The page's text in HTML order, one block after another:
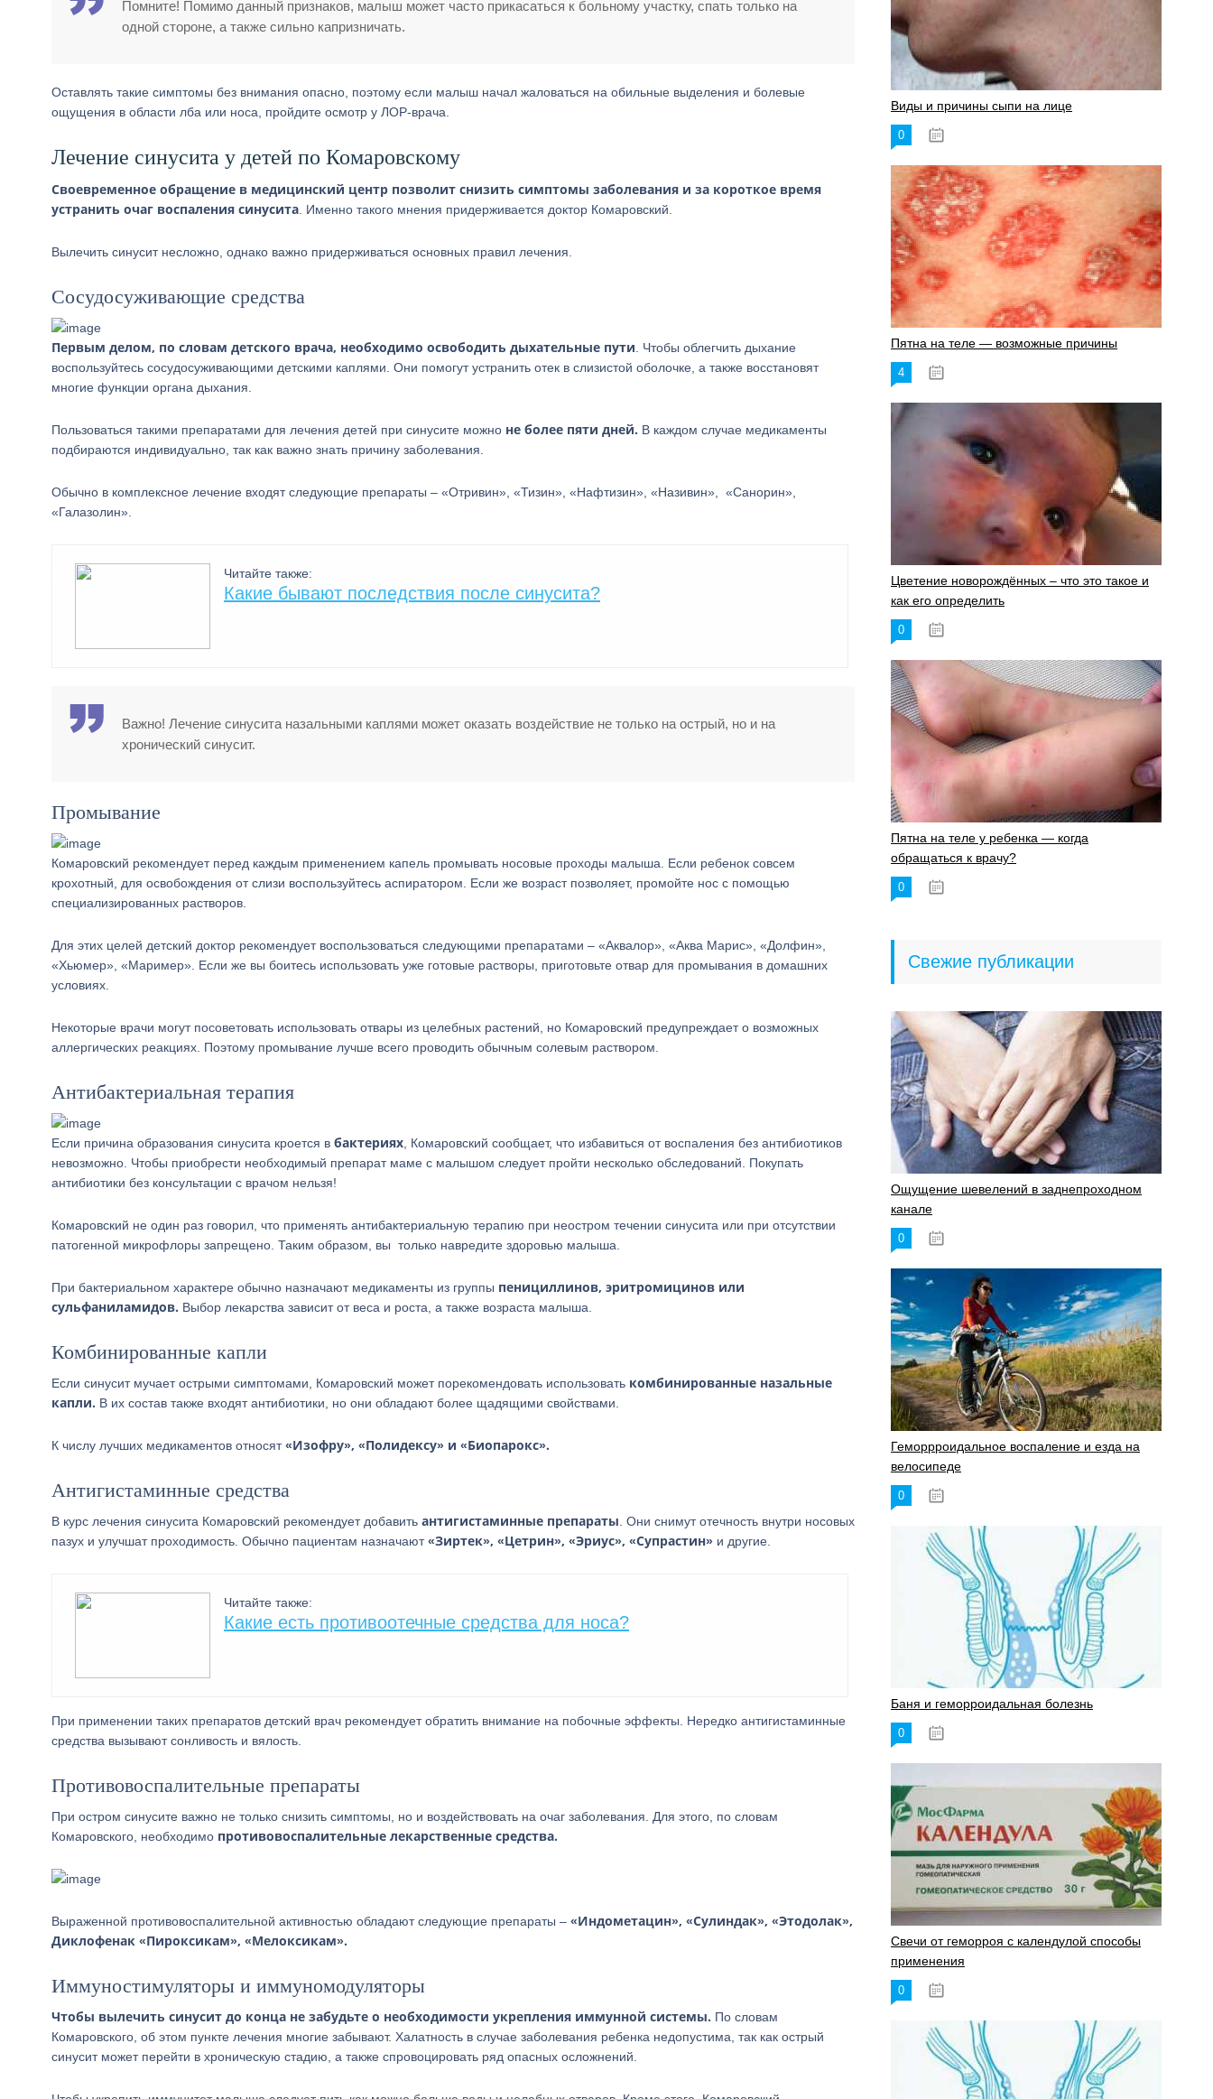
Помните! Помимо данный признаков, малыш может часто прикасаться к больному участку, спать только на
одной стороне, а также сильно капризничать.
Оставлять такие симптомы без внимания опасно, поэтому если малыш начал жаловаться на обильные выделения и болевые
ощущения в области лба или носа, пройдите осмотр у ЛОР-врача.
Лечение синусита у детей по Комаровскому
Своевременное обращение в медицинский центр позволит снизить симптомы заболевания и за короткое время
устранить очаг воспаления синусита . Именно такого мнения придерживается доктор Комаровский.
Вылечить синусит несложно, однако важно придерживаться основных правил лечения.
Сосудосуживающие средства
Первым делом, по словам детского врача, необходимо освободить дыхательные пути . Чтобы облегчить дыхание
воспользуйтесь сосудосуживающими детскими каплями. Они помогут устранить отек в слизистой оболочке, а также восстановят
многие функции органа дыхания.
Пользоваться такими препаратами для лечения детей при синусите можно не более пяти дней. В каждом случае медикаменты
подбираются индивидуально, так как важно знать причину заболевания.
Обычно в комплексное лечение входят следующие препараты – «Отривин», «Тизин», «Нафтизин», «Називин», «Санорин»,
«Галазолин».
Читайте также:
Какие бывают последствия после синусита?
Важно! Лечение синусита назальными каплями может оказать воздействие не только на острый, но и на
хронический синусит.
Промывание
Комаровский рекомендует перед каждым применением капель промывать носовые проходы малыша. Если ребенок совсем
крохотный, для освобождения от слизи воспользуйтесь аспиратором. Если же возраст позволяет, промойте нос с помощью
специализированных растворов.
Для этих целей детский доктор рекомендует воспользоваться следующими препаратами – «Аквалор», «Аква Марис», «Долфин»,
«Хьюмер», «Маример». Если же вы боитесь использовать уже готовые растворы, приготовьте отвар для промывания в домашних
условиях.
Некоторые врачи могут посоветовать использовать отвары из целебных растений, но Комаровский предупреждает о возможных
аллергических реакциях. Поэтому промывание лучше всего проводить обычным солевым раствором.
Антибактериальная терапия
Если причина образования синусита кроется в бактериях , Комаровский сообщает, что избавиться от воспаления без антибиотиков
невозможно. Чтобы приобрести необходимый препарат маме с малышом следует пройти несколько обследований. Покупать
антибиотики без консультации с врачом нельзя!
Комаровский не один раз говорил, что применять антибактериальную терапию при неостром течении синусита или при отсутствии
патогенной микрофлоры запрещено. Таким образом, вы только навредите здоровью малыша.
При бактериальном характере обычно назначают медикаменты из группы пенициллинов, эритромицинов или
сульфаниламидов. Выбор лекарства зависит от веса и роста, а также возраста малыша.
Комбинированные капли
Если синусит мучает острыми симптомами, Комаровский может порекомендовать использовать комбинированные назальные
капли. В их состав также входят антибиотики, но они обладают более щадящими свойствами.
К числу лучших медикаментов относят«Изофру», «Полидексу» и «Биопарокс».
Антигистаминные средства
В курс лечения синусита Комаровский рекомендует добавить антигистаминные препараты . Они снимут отечность внутри носовых
пазух и улучшат проходимость. Обычно пациентам назначают«Зиртек», «Цетрин», «Эриус», «Супрастин» и другие.
Читайте также:
Какие есть противоотечные средства для носа?
При применении таких препаратов детский врач рекомендует обратить внимание на побочные эффекты. Нередко антигистаминные
средства вызывают сонливость и вялость.
Противовоспалительные препараты
При остром синусите важно не только снизить симптомы, но и воздействовать на очаг заболевания. Для этого, по словам
Комаровского, необходимо противовоспалительные лекарственные средства.
Выраженной противовоспалительной активностью обладают следующие препараты – «Индометацин», «Сулиндак», «Этодолак»,
Диклофенак «Пироксикам», «Мелоксикам».
Иммуностимуляторы и иммуномодуляторы
Чтобы вылечить синусит до конца не забудьте о необходимости укрепления иммунной системы. По словам
Комаровского, об этом пункте лечения многие забывают. Халатность в случае заболевания ребенка недопустима, так как острый
синусит может перейти в хроническую стадию, а также спровоцировать ряд опасных осложнений.
Виды и причины сыпи на лице
0
Пятна на теле — возможные причины
4
Цветение новорождённых – что это такое и
как его определить
0
Пятна на теле у ребенка — когда
обращаться к врачу?
0
Свежие публикации
Ощущение шевелений в заднепроходном
канале
0
Геморрроидальное воспаление и езда на
велосипеде
0
Баня и геморроидальная болезнь
0
Свечи от геморроя с календулой способы
применения
0